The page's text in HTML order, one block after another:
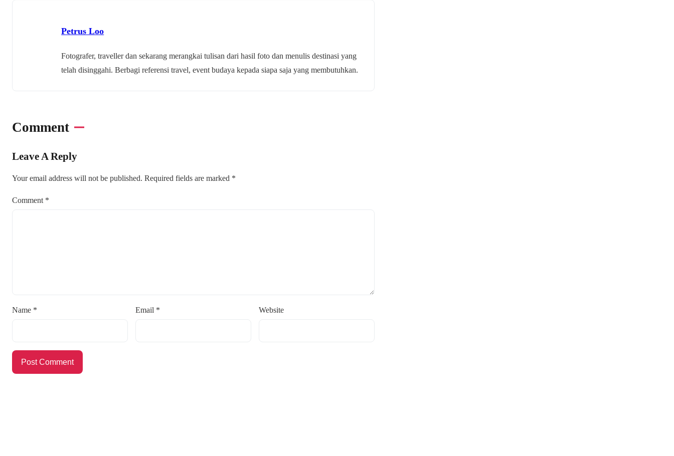
Petrus Loo
Fotografer, traveller dan sekarang merangkai tulisan dari hasil foto dan menulis destinasi yang
telah disinggahi. Berbagi referensi travel, event budaya kepada siapa saja yang membutuhkan.
Comment
Leave A Reply
Your email address will not be published. Required fields are marked *
Comment *
Name * Email * Website